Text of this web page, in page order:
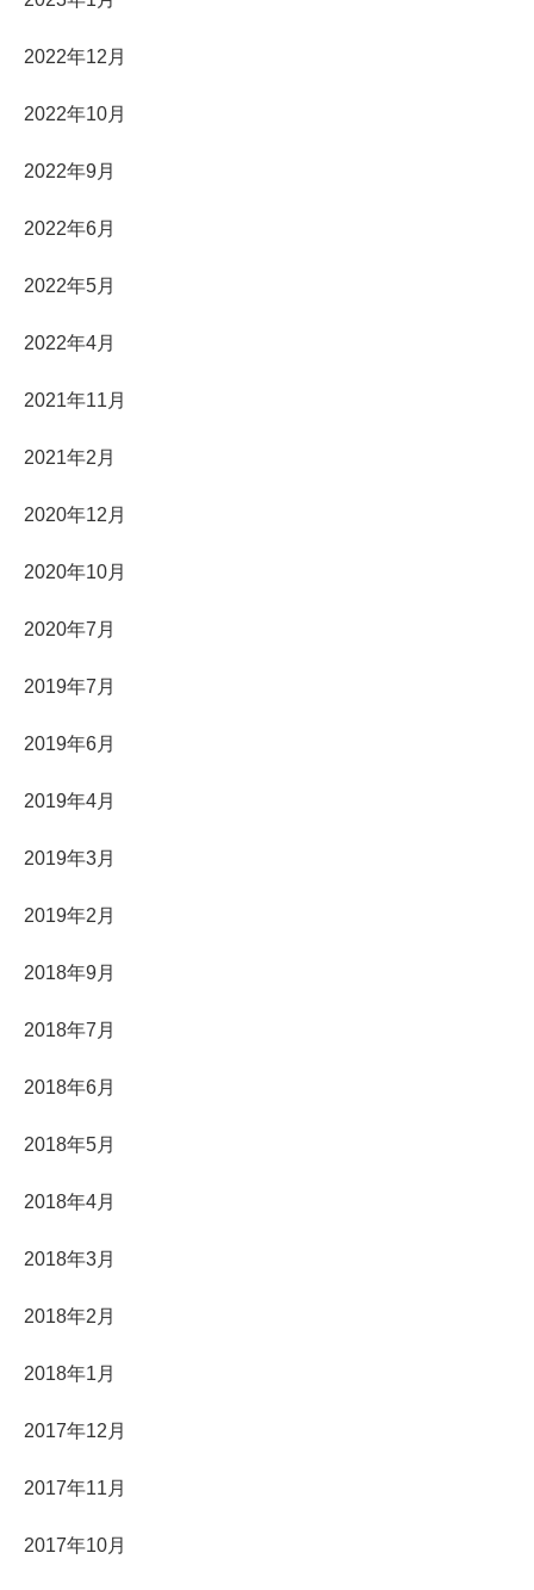
2022年12月
2022年10月
2022年9月
2022年6月
2022年5月
2022年4月
2021年11月
2021年2月
2020年12月
2020年10月
2020年7月
2019年7月
2019年6月
2019年4月
2019年3月
2019年2月
2018年9月
2018年7月
2018年6月
2018年5月
2018年4月
2018年3月
2018年2月
2018年1月
2017年12月
2017年11月
2017年10月